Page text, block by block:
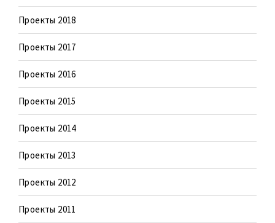
Проекты 2018
Проекты 2017
Проекты 2016
Проекты 2015
Проекты 2014
Проекты 2013
Проекты 2012
Проекты 2011